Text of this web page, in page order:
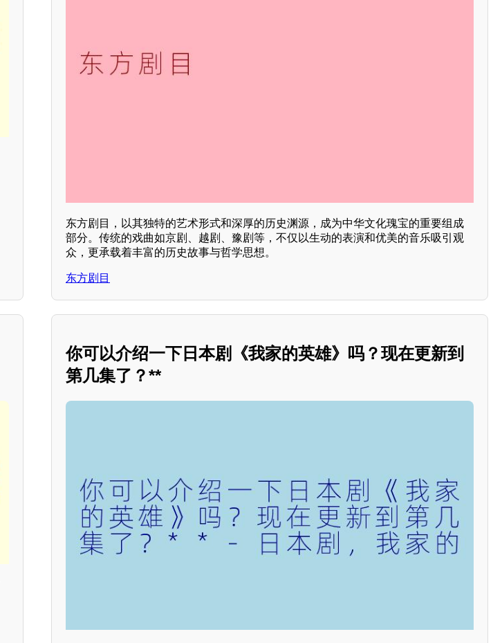
东方剧目，以其独特的艺术形式和深厚的历史渊源，成为中华文化瑰宝的重要组成
部分。传统的戏曲如京剧、越剧、豫剧等，不仅以生动的表演和优美的音乐吸引观
众，更承载着丰富的历史故事与哲学思想。
东方剧目
你可以介绍一下日本剧《我家的英雄》吗？现在更新到
第几集了？**